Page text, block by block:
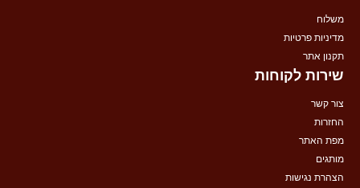
משלוח
מדיניות פרטיות
תקנון אתר
שירות לקוחות
צור קשר
החזרות
מפת האתר
מותגים
הצהרת נגישות